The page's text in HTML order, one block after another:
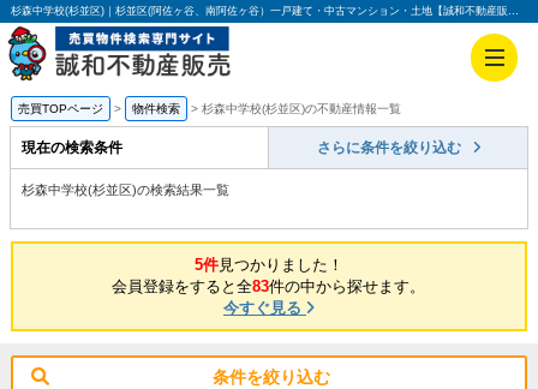
杉森中学校(杉並区)｜杉並区(阿佐ヶ谷、南阿佐ヶ谷）一戸建て・中古マンション・土地【誠和不動産販売】
売買TOPページ 物件検索 杉森中学校(杉並区)の不動産情報一覧
現在の検索条件 さらに条件を絞り込む
杉森中学校(杉並区)の検索結果一覧
5件見つかりました！
会員登録をすると全83件の中から探せます。
今すぐ見る
条件を絞り込む